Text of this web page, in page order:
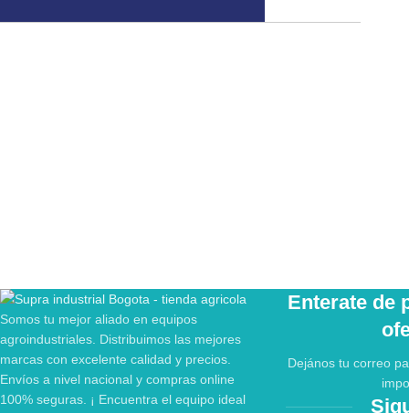
Somos tu mejor aliado en equipos
agroindustriales. Distribuimos las mejores
marcas con excelente calidad y precios.
Envíos a nivel nacional y compras online
100% seguras. ¡ Encuentra el equipo ideal
Enterate de
Dejános tu correo